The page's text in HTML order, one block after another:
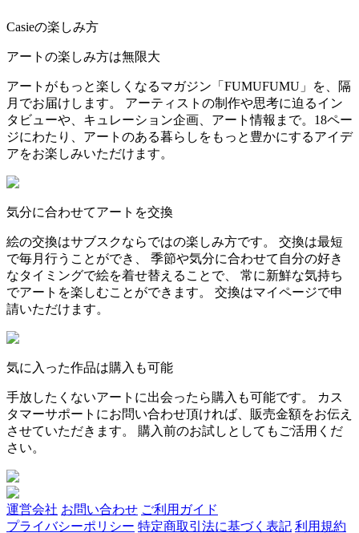
Casieの楽しみ方
アートの楽しみ方は無限大
アートがもっと楽しくなるマガジン「FUMUFUMU」を、隔
月でお届けします。 アーティストの制作や思考に迫るイン
タビューや、キュレーション企画、アート情報まで。18ペー
ジにわたり、アートのある暮らしをもっと豊かにするアイデ
アをお楽しみいただけます。
気分に合わせてアートを交換
絵の交換はサブスクならではの楽しみ方です。 交換は最短
で毎月行うことができ、 季節や気分に合わせて自分の好き
なタイミングで絵を着せ替えることで、 常に新鮮な気持ち
でアートを楽しむことができます。 交換はマイページで申
請いただけます。
気に入った作品は購入も可能
手放したくないアートに出会ったら購入も可能です。 カス
タマーサポートにお問い合わせ頂ければ、販売金額をお伝え
させていただきます。 購入前のお試しとしてもご活用くだ
さい。
運営会社 お問い合わせ ご利用ガイド
プライバシーポリシー 特定商取引法に基づく表記 利用規約